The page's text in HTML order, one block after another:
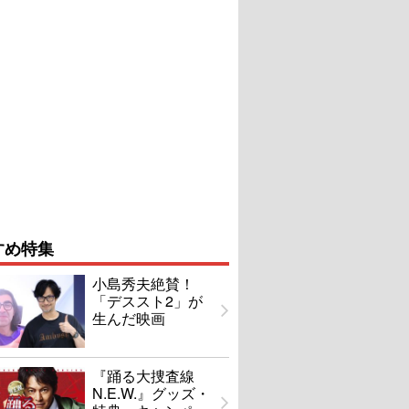
特集
小島秀夫絶賛！
「デススト2」が
生んだ映画
『踊る大捜査線
N.E.W.』グッズ・